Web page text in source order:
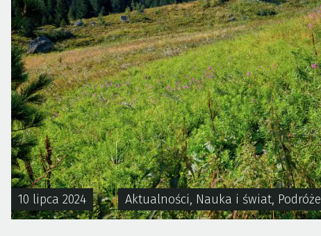
10 lipca 2024 Aktualności, Nauka i świat, Podróże